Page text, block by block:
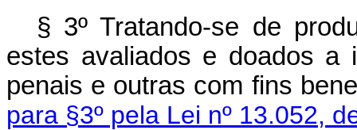
§ 3º Tratando-se de
estes avaliados e doados a
penais e outras com fins
para §3º pela Lei nº 13.052,